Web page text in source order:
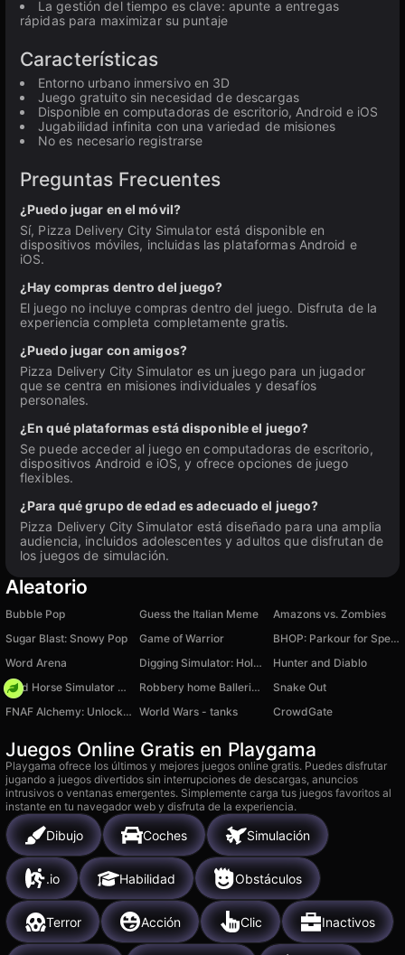
La gestión del tiempo es clave: apunte a entregas
rápidas para maximizar su puntaje
Características
Entorno urbano inmersivo en 3D
Juego gratuito sin necesidad de descargas
Disponible en computadoras de escritorio, Android e iOS
Jugabilidad infinita con una variedad de misiones
No es necesario registrarse
Preguntas Frecuentes
¿Puedo jugar en el móvil?
Sí, Pizza Delivery City Simulator está disponible en
dispositivos móviles, incluidas las plataformas Android e
iOS.
¿Hay compras dentro del juego?
El juego no incluye compras dentro del juego. Disfruta de la
experiencia completa completamente gratis.
¿Puedo jugar con amigos?
Pizza Delivery City Simulator es un juego para un jugador
que se centra en misiones individuales y desafíos
personales.
¿En qué plataformas está disponible el juego?
Se puede acceder al juego en computadoras de escritorio,
dispositivos Android e iOS, y ofrece opciones de juego
flexibles.
¿Para qué grupo de edad es adecuado el juego?
Pizza Delivery City Simulator está diseñado para una amplia
audiencia, incluidos adolescentes y adultos que disfrutan de
los juegos de simulación.
Aleatorio
Bubble Pop Guess the Italian Meme
Amazons vs. Zombies
Sugar Blast: Snowy Pop
Game of Warrior
BHOP: Parkour for Speed
Word Arena
Digging Simulator: Hole Craft
Hunter and Diablo
Wild Horse Simulator Racing Games
Robbery home Ballerina Capuchina's
Snake Out
FNAF Alchemy: Unlock All Animatronics World Wars - tanks CrowdGate
Juegos Online Gratis en Playgama
Playgama ofrece los últimos y mejores juegos online gratis. Puedes disfrutar
jugando a juegos divertidos sin interrupciones de descargas, anuncios
intrusivos o ventanas emergentes. Simplemente carga tus juegos favoritos al
instante en tu navegador web y disfruta de la experiencia.
Dibujo Coches Simulación
.io Habilidad Obstáculos
Terror Acción Clic Inactivos